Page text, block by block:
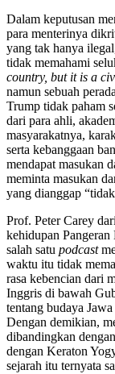
Dalam keputusan
para menterinya
yang tak hanya
tidak memahami
country, but it is a
namun sebuah
Trump tidak paham
dari para ahli,
masyarakatnya,
serta kebanggaan
mendapat masukan
meminta masukan
yang dianggap
Prof. Peter Carey
kehidupan
salah satu podcast
waktu itu tidak
rasa kebencian dari
Inggris di bawah
tentang budaya
Dengan demikian,
dibandingkan
dengan Keraton
sejarah itu ternyata